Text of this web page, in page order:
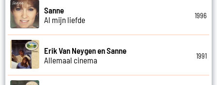
Sanne
Al mijn liefde
1996
Erik Van Neygen en Sanne
Allemaal cinema
1991